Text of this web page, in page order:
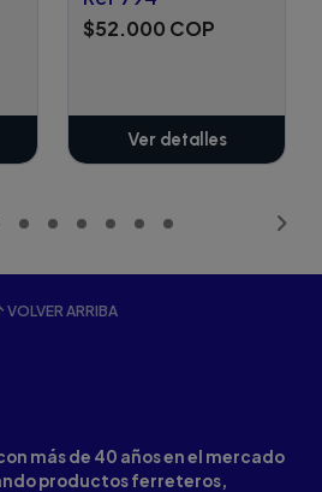
$52.000 COP
Ver detalles
VOLVER ARRIBA
más de 40 años en el mercado
productos ferreteros,